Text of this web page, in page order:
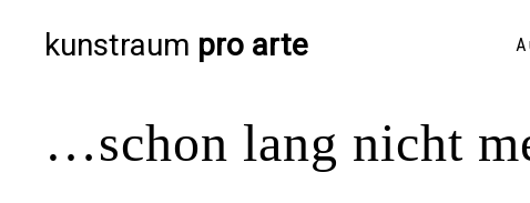
kunstraum pro arte
…schon lang nicht